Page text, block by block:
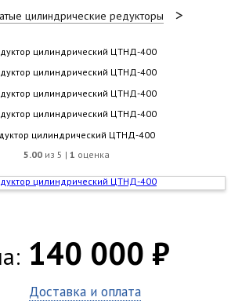
цилиндрические редукторы
5.00 из 5 | 1 оценка
140 000 ₽
Доставка и оплата